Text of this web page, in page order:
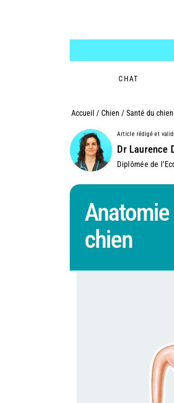
CHAT
Accueil / Chien / Santé du chien
Article rédigé et
Dr Laurence
Diplômée de
chien